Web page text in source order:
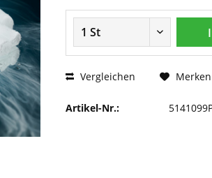
Vergleichen Merken
Artikel-Nr.: